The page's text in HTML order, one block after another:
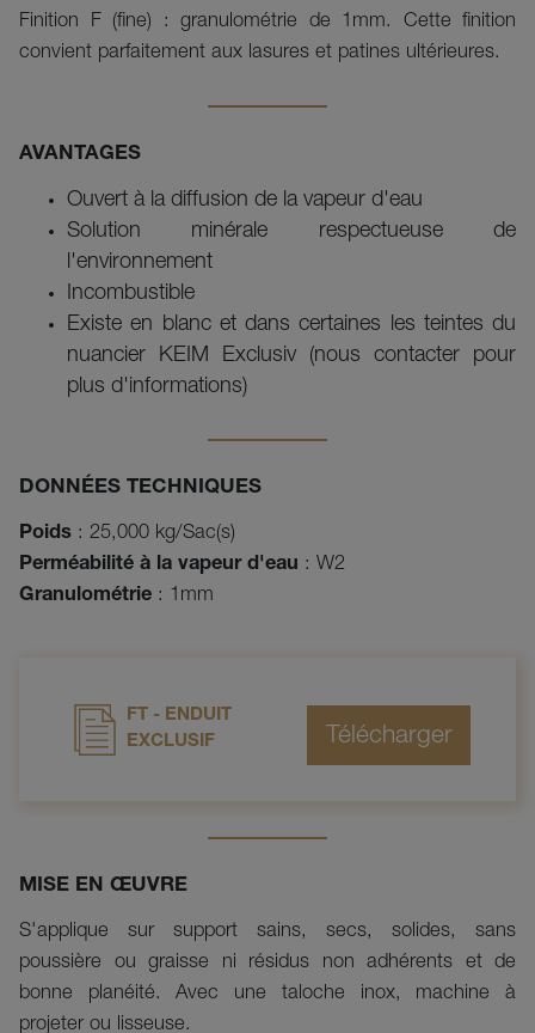
Finition F (fine) : granulométrie de 1mm. Cette finition
convient parfaitement aux lasures et patines ultérieures.
AVANTAGES
Ouvert à la diffusion de la vapeur d'eau
Solution minérale respectueuse de
l'environnement
Incombustible
Existe en blanc et dans certaines les teintes du
nuancier KEIM Exclusiv (nous contacter pour
plus d'informations)
DONNÉES TECHNIQUES
Poids : 25,000 kg/Sac(s)
Perméabilité à la vapeur d'eau : W2
Granulométrie : 1mm
FT - ENDUIT
EXCLUSIF
MISE EN ŒUVRE
S'applique sur support sains, secs, solides, sans
poussière ou graisse ni résidus non adhérents et de
bonne planéité. Avec une taloche inox, machine à
projeter ou lisseuse.